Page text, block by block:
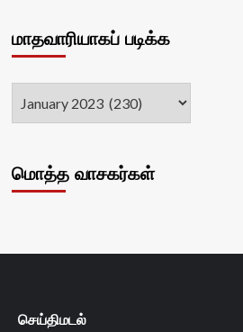
மாதவாரியாகப் படிக்க
மொத்த வாசகர்கள்
செய்திமடல்